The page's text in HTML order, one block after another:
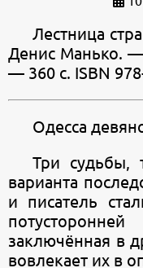
Лестница
Денис Манько. —
— 360 с. ISBN
Одесса
Три судьбы,
варианта
и писатель
заключённая в
вовлекает их в